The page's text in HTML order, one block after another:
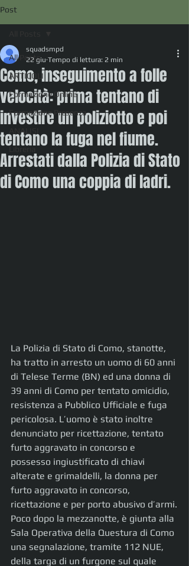
Post
All Posts
ARTICOLI
Formazione Online
Formazione Presenza
ANALISI
Libreria
Como, inseguimento a folle
velocità: prima tentano di
investire un poliziotto e poi
tentano la fuga nel fiume.
Arrestati dalla Polizia di Stato
di Como una coppia di ladri.
squadsmpd
22 giu Tempo di lettura: 2 min
La Polizia di Stato di Como, stanotte,
ha tratto in arresto un uomo di 60 anni
di Telese Terme (BN) ed una donna di
39 anni di Como per tentato omicidio,
resistenza a Pubblico Ufficiale e fuga
pericolosa. L’uomo è stato inoltre
denunciato per ricettazione, tentato
furto aggravato in concorso e
possesso ingiustificato di chiavi
alterate e grimaldelli, la donna per
furto aggravato in concorso,
ricettazione e per porto abusivo d’armi.
Poco dopo la mezzanotte, è giunta alla
Sala Operativa della Questura di Como
una segnalazione, tramite 112 NUE,
della targa di un furgone sul quale